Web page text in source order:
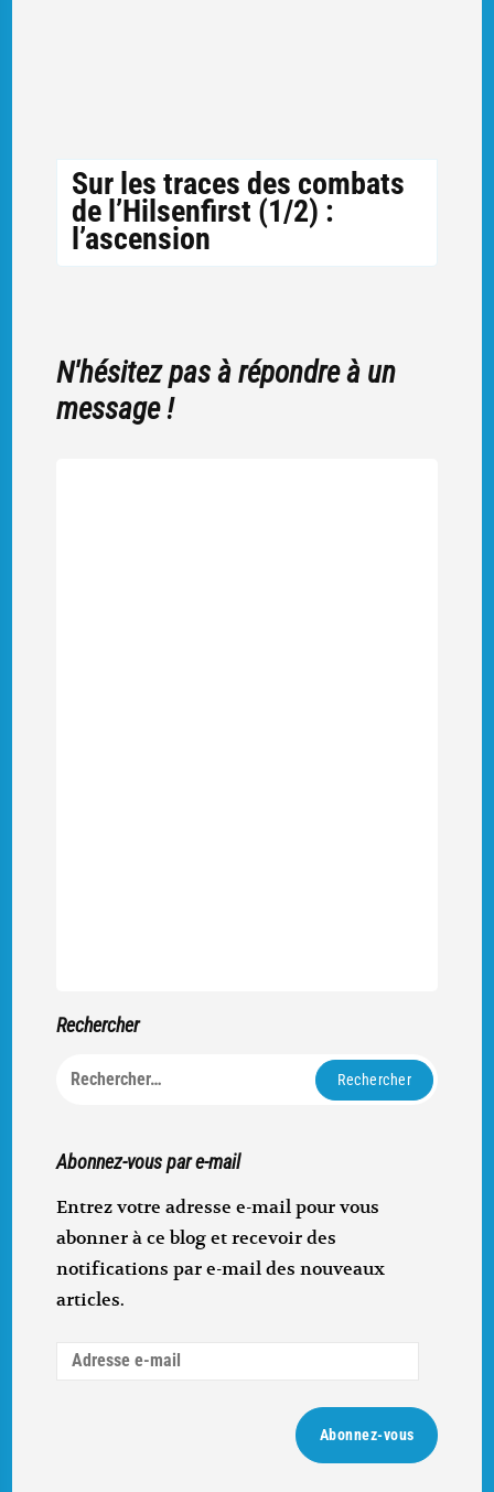
Sur les traces des combats
de l’Hilsenfirst (1/2) :
l’ascension
N'hésitez pas à répondre à un
message !
Rechercher
Rechercher :
Abonnez-vous par e-mail
Entrez votre adresse e-mail pour vous
abonner à ce blog et recevoir des
notifications par e-mail des nouveaux
articles.
Adresse
Abonnez-vous